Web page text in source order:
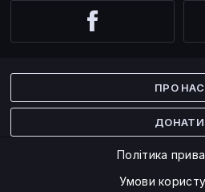
ПРО НАС
ДОНАТИ
Політика
Умови